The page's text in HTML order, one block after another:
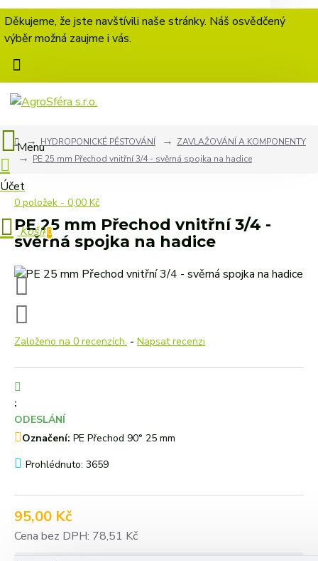
Děkujeme, že jste navštívili naše stránky. Náš osvědčený
výběr možná zaujme i vás.
0 položek - 0,00 Kč
0
HYDROPONICKÉ PĚSTOVÁNÍ
ZAVLAŽOVÁNÍ A KOMPONENTY
PE 25 mm Přechod vnitřní 3/4 - svěrná spojka na hadice
PE 25 mm Přechod vnitřní 3/4 -
svěrná spojka na hadice
Založeno na 0 recenzích. - Napsat recenzi
95,00 Kč
Cena bez DPH: 78,51 Kč
:
ODESLÁNÍ
Označení: PE Přechod 90° 25 mm
Prohlédnuto: 3659